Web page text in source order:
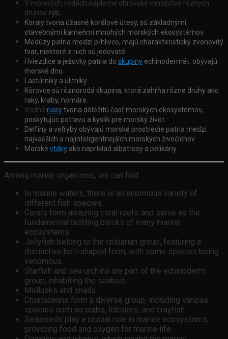
V morských vodách nájdeme obrovské množstvo rôznych
druhov rýb.
Koraly tvoria úžasné korálové útesy, sú základnými
stavebnými kameňmi mnohých morských ekosystémov.
Medúzy patria medzi pŕhlivce, majú charakteristický zvonovitý
tvar, niektoré z nich sú jedovaté.
Hviezdice a ježovky patria do skupiny echinodermát, obývajú
morské dno.
Lastúrniky a ulitníky.
Kôrovce sú rôznorodá skupina, ktorá zahŕňa rôzne druhy ako
raky, kraby, homáre.
Vodné riasytvoria dôležitú časť morských ekosystémov,
poskytujúc potravu a kyslík pre morský život.
Delfíny a veľryby obývajú morské prostredie patria medzi
najväčších a najinteligentnejších morských živočíchov.
Morské vtáky ako napríklad albatrosy a pelikány.
Among marine organisms, we can find:
In marine waters, there is an enormous variety of
different fish species.
Corals form amazing coral reefs and serve as the
fundamental building blocks of many marine
ecosystems.
Jellyfish belong to the cnidarian group, featuring a
distinctive bell-shaped form, with some species being
venomous.
Starfish and sea urchins are part of the echinoderm
group, inhabiting the seabed.
Mollusks and snails.
Crustaceans form a diverse group, including various
species such as crabs, lobsters, and crayfish.
Seaweeds play a crucial role in marine ecosystems,
providing food and oxygen for marine life.